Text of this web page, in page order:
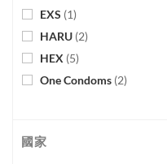
EXS (1)
HARU (2)
HEX (5)
One Condoms (2)
國家